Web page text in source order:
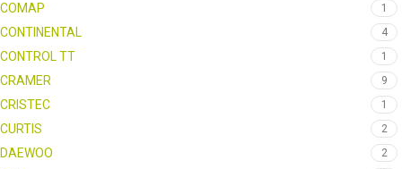
COMAP 1
CONTINENTAL 4
CONTROL TT 1
CRAMER 9
CRISTEC 1
CURTIS 2
DAEWOO 2